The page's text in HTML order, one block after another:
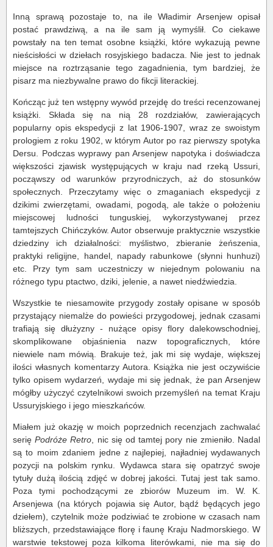
Inną sprawą pozostaje to, na ile Władimir Arsenjew opisał
postać prawdziwą, a na ile sam ją wymyślił. Co ciekawe
powstały na ten temat osobne książki, które wykazują pewne
nieścisłości w dziełach rosyjskiego badacza. Nie jest to jednak
miejsce na roztrząsanie tego zagadnienia, tym bardziej, że
pisarz ma niezbywalne prawo do fikcji literackiej.
Kończąc już ten wstępny wywód przejdę do treści recenzowanej
książki. Składa się na nią 28 rozdziałów, zawierających
popularny opis ekspedycji z lat 1906-1907, wraz ze swoistym
prologiem z roku 1902, w którym Autor po raz pierwszy spotyka
Dersu. Podczas wyprawy pan Arsenjew napotyka i doświadcza
większości zjawisk występujących w kraju nad rzeką Ussuri,
począwszy od warunków przyrodniczych, aż do stosunków
społecznych. Przeczytamy więc o zmaganiach ekspedycji z
dzikimi zwierzętami, owadami, pogodą, ale także o położeniu
miejscowej ludności tunguskiej, wykorzystywanej przez
tamtejszych Chińczyków. Autor obserwuje praktycznie wszystkie
dziedziny ich działalności: myślistwo, zbieranie żeńszenia,
praktyki religijne, handel, napady rabunkowe (słynni hunhuzi)
etc. Przy tym sam uczestniczy w niejednym polowaniu na
różnego typu ptactwo, dziki, jelenie, a nawet niedźwiedzia.
Wszystkie te niesamowite przygody zostały opisane w sposób
przystający niemalże do powieści przygodowej, jednak czasami
trafiają się dłużyzny - nużące opisy flory dalekowschodniej,
skomplikowane objaśnienia nazw topograficznych, które
niewiele nam mówią. Brakuje też, jak mi się wydaje, większej
ilości własnych komentarzy Autora. Książka nie jest oczywiście
tylko opisem wydarzeń, wydaje mi się jednak, że pan Arsenjew
mógłby użyczyć czytelnikowi swoich przemyśleń na temat Kraju
Ussuryjskiego i jego mieszkańców.
Miałem już okazję w moich poprzednich recenzjach zachwalać
serięPodróże Retro , nic się od tamtej pory nie zmieniło. Nadal
są to moim zdaniem jedne z najlepiej, najładniej wydawanych
pozycji na polskim rynku. Wydawca stara się opatrzyć swoje
tytuły dużą ilością zdjęć w dobrej jakości. Tutaj jest tak samo.
Poza tymi pochodzącymi ze zbiorów Muzeum im. W. K.
Arsenjewa (na których pojawia się Autor, bądź będących jego
dziełem), czytelnik może podziwiać te zrobione w czasach nam
bliższych, przedstawiające florę i faunę Kraju Nadmorskiego. W
warstwie tekstowej poza kilkoma literówkami, nie ma się do